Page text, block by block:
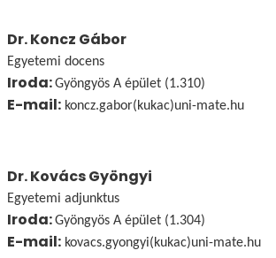
Dr. Koncz Gábor
Egyetemi docens
Iroda:Gyöngyös A épület (1.310)
E-mail: koncz.gabor(kukac)uni-mate.hu
Dr. Kovács Gyöngyi
Egyetemi adjunktus
Iroda:Gyöngyös A épület (1.304)
E-mail: kovacs.gyongyi(kukac)uni-mate.hu